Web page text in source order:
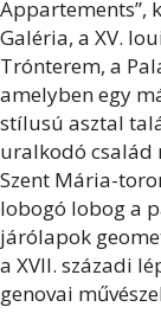
Appartements”,
Galéria, a XV.
Trónterem, a
amelyben egy
stílusú asztal
uralkodó család
Szent Mária-
lobogó lobog a
járólapok
a XVII. századi
genovai